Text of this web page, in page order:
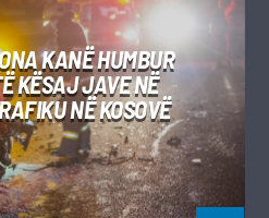
KANË HUMBUR
KËSAJ JAVE NË
NË KOSOVË